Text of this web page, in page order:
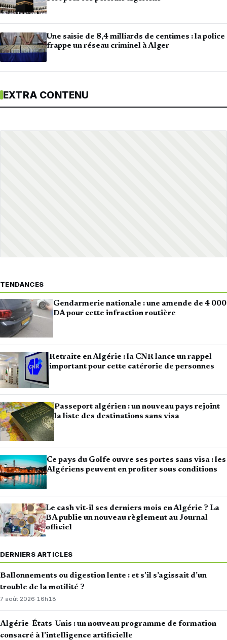
Une saisie de 8,4 milliards de centimes : la police
frappe un réseau criminel à Alger
EXTRA CONTENU
TENDANCES
Gendarmerie nationale : une amende de 4 000
DA pour cette infraction routière
Retraite en Algérie : la CNR lance un rappel
important pour cette catérorie de personnes
Passeport algérien : un nouveau pays rejoint
la liste des destinations sans visa
Ce pays du Golfe ouvre ses portes sans visa : les
Algériens peuvent en profiter sous conditions
Le cash vit-il ses derniers mois en Algérie ? La
BA publie un nouveau règlement au Journal
officiel
DERNIERS ARTICLES
Ballonnements ou digestion lente : et s’il s’agissait d’un
trouble de la motilité ?
7 août 2026·16h18
Algérie-États-Unis : un nouveau programme de formation
consacré à l’intelligence artificielle